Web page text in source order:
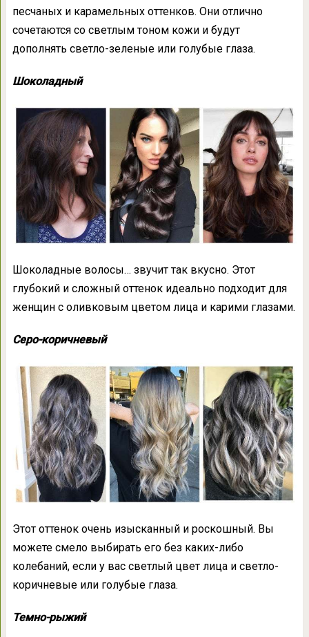
песчаных и карамельных оттенков. Они отлично
сочетаются со светлым тоном кожи и будут
дополнять светло-зеленые или голубые глаза.
Шоколадный
Шоколадные волосы… звучит так вкусно. Этот
глубокий и сложный оттенок идеально подходит для
женщин с оливковым цветом лица и карими глазами.
Серо-коричневый
Этот оттенок очень изысканный и роскошный. Вы
можете смело выбирать его без каких-либо
колебаний, если у вас светлый цвет лица и светло-
коричневые или голубые глаза.
Темно-рыжий